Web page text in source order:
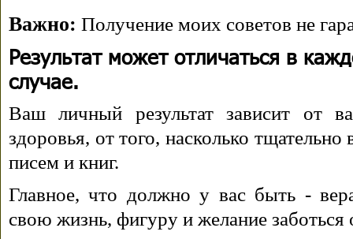
Важно: Получение моих советов не
Результат может отличаться в
случае.
Ваш личный результат зависит от
здоровья, от того, насколько
писем и книг.
Главное, что должно у вас быть -
свою жизнь, фигуру и желание заботься